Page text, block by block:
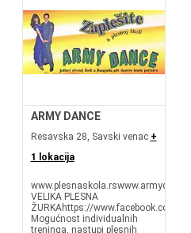
ARMY DANCE
Resavska 28, Savski venac +
1 lokacija
VELIKA PLESNA
ŽURKAhttps://www.facebook.com/
Mogućnost individualnih
treninga, nastupi plesnih